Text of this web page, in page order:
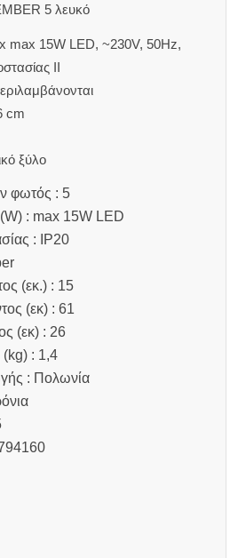
5 λευκό
max 15W LED, ~230V, 50Hz,
II
cm
ξύλο
φωτός : 5
(W) : max 15W LED
: IP20
(εκ.) : 15
(εκ) : 61
(εκ) : 26
: 1,4
: Πολωνία